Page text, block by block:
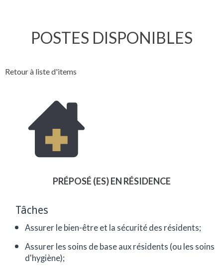
POSTES DISPONIBLES
Retour à liste d'items
PRÉPOSÉ (ES) EN RÉSIDENCE
Tâches
Assurer le bien-être et la sécurité des résidents;
Assurer les soins de base aux résidents (ou les soins
d'hygiène);